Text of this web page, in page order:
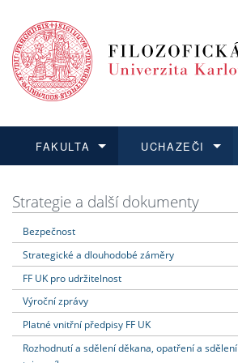
FAKULTA
Dozvědět se více
UCHAZEČI
Podat přihlášku
Dozvědět se více
Dozvědět se více
Dozvědět se více
Strategie a další dokumenty
Bezpečnost
Strategické a dlouhodobé záměry
FF UK pro udržitelnost
Výroční zprávy
Platné vnitřní předpisy FF UK
Rozhodnutí a sdělení děkana, opatření a sdělení